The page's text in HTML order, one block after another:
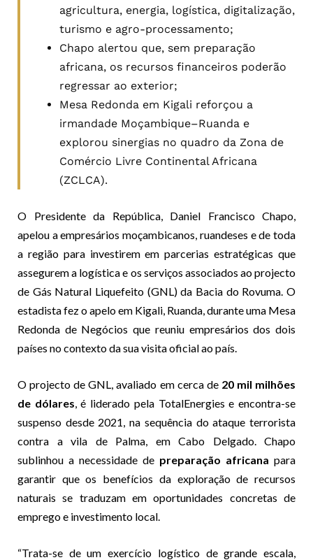
agricultura, energia, logística, digitalização,
turismo e agro-processamento;
Chapo alertou que, sem preparação
africana, os recursos financeiros poderão
regressar ao exterior;
Mesa Redonda em Kigali reforçou a
irmandade Moçambique–Ruanda e
explorou sinergias no quadro da Zona de
Comércio Livre Continental Africana
(ZCLCA).
O Presidente da República, Daniel Francisco Chapo,
apelou a empresários moçambicanos, ruandeses e de toda
a região para investirem em parcerias estratégicas que
assegurem a logística e os serviços associados ao projecto
de Gás Natural Liquefeito (GNL) da Bacia do Rovuma. O
estadista fez o apelo em Kigali, Ruanda, durante uma Mesa
Redonda de Negócios que reuniu empresários dos dois
países no contexto da sua visita oficial ao país.
O projecto de GNL, avaliado em cerca de 20 mil milhões
de dólares, é liderado pela TotalEnergies e encontra-se
suspenso desde 2021, na sequência do ataque terrorista
contra a vila de Palma, em Cabo Delgado. Chapo
sublinhou a necessidade de preparação africana para
garantir que os benefícios da exploração de recursos
naturais se traduzam em oportunidades concretas de
emprego e investimento local.
“Trata-se de um exercício logístico de grande escala,